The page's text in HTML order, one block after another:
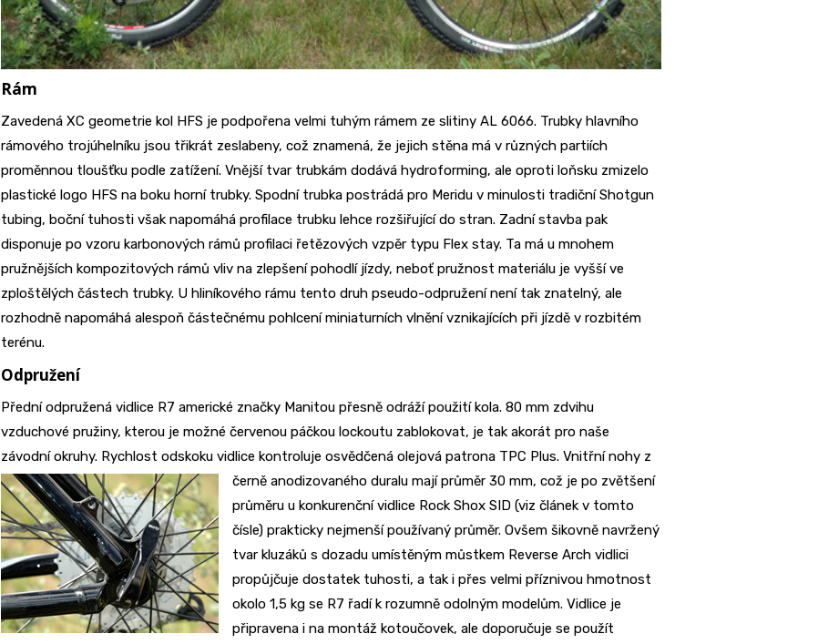
Rám
Zavedená XC geometrie kol HFS je podpořena velmi tuhým rámem ze slitiny AL 6066. Trubky hlavního
rámového trojúhelníku jsou třikrát zeslabeny, což znamená, že jejich stěna má v různých partiích
proměnnou tloušťku podle zatížení. Vnější tvar trubkám dodává hydroforming, ale oproti loňsku zmizelo
plastické logo HFS na boku horní trubky. Spodní trubka postrádá pro Meridu v minulosti tradiční Shotgun
tubing, boční tuhosti však napomáhá profilace trubku lehce rozšiřující do stran. Zadní stavba pak
disponuje po vzoru karbonových rámů profilaci řetězových vzpěr typu Flex stay. Ta má u mnohem
pružnějších kompozitových rámů vliv na zlepšení pohodlí jízdy, neboť pružnost materiálu je vyšší ve
zploštělých částech trubky. U hliníkového rámu tento druh pseudo-odpružení není tak znatelný, ale
rozhodně napomáhá alespoň částečnému pohlcení miniaturních vlnění vznikajících při jízdě v rozbitém
terénu.
Odpružení
Přední odpružená vidlice R7 americké značky Manitou přesně odráží použití kola. 80 mm zdvihu
vzduchové pružiny, kterou je možné červenou páčkou lockoutu zablokovat, je tak akorát pro naše
závodní okruhy. Rychlost odskoku vidlice kontroluje osvědčená olejová patrona TPC Plus. Vnitřní nohy z
černě anodizovaného duralu mají průměr 30 mm, což je po zvětšení
průměru u konkurenční vidlice Rock Shox SID (viz článek v tomto
čísle) prakticky nejmenší používaný průměr. Ovšem šikovně navržený
tvar kluzáků s dozadu umístěným můstkem Reverse Arch vidlici
propůjčuje dostatek tuhosti, a tak i přes velmi příznivou hmotnost
okolo 1,5 kg se R7 řadí k rozumně odolným modelům. Vidlice je
připravena i na montáž kotoučovek, ale doporučuje se použít